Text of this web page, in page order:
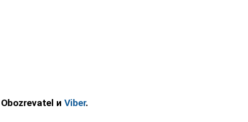
Obozrevatel и Viber.